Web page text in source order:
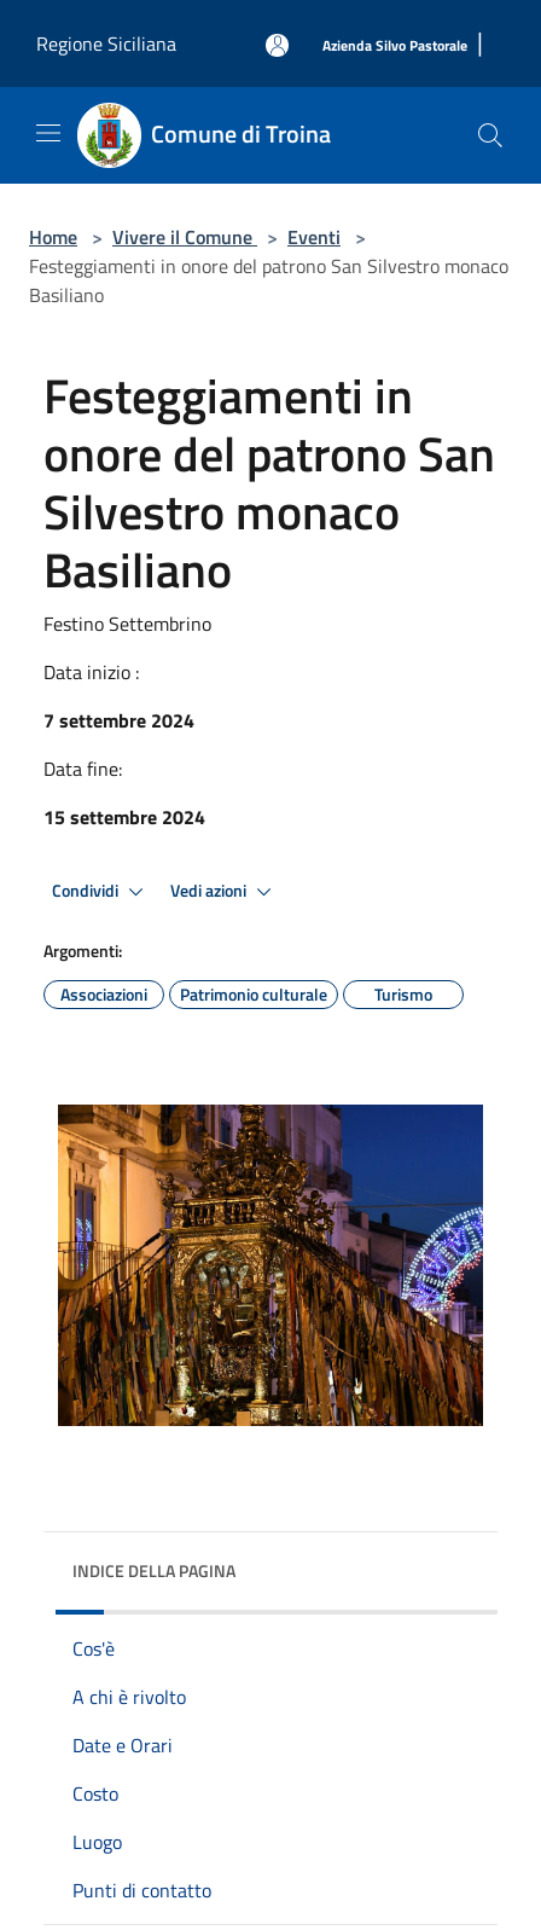
Regione Siciliana
Azienda Silvo Pastorale |
Comune di Troina
Home > Vivere il Comune > Eventi >
Festeggiamenti in onore del patrono San Silvestro monaco
Basiliano
Festeggiamenti in
onore del patrono San
Silvestro monaco
Basiliano
Festino Settembrino
Data inizio :
7 settembre 2024
Data fine:
15 settembre 2024
Condividi Vedi azioni
Argomenti:
Associazioni
Patrimonio culturale Turismo
INDICE DELLA PAGINA
Cos'è
A chi è rivolto
Date e Orari
Costo
Luogo
Punti di contatto